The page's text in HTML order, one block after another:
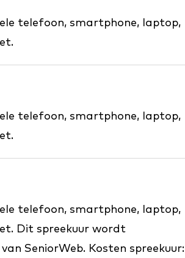
telefoon, smartphone, laptop,
telefoon, smartphone, laptop,
telefoon, smartphone, laptop,
Dit spreekuur wordt
SeniorWeb. Kosten spreekuur: